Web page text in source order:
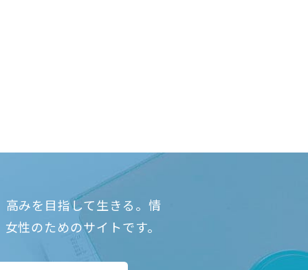
みを目指して生きる。情
性のためのサイトです。